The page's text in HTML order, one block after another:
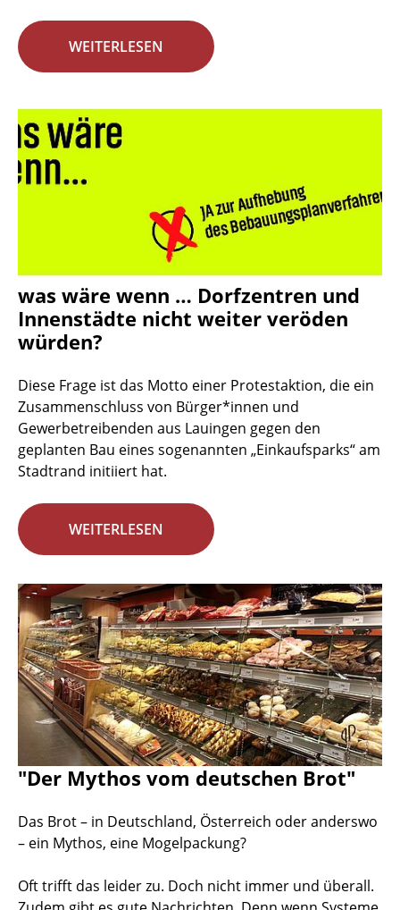
WEITERLESEN
was wäre wenn … Dorfzentren und
Innenstädte nicht weiter veröden
würden?
Diese Frage ist das Motto einer Protestaktion, die ein
Zusammenschluss von Bürger*innen und
Gewerbetreibenden aus Lauingen gegen den
geplanten Bau eines sogenannten „Einkaufsparks“ am
Stadtrand initiiert hat.
WEITERLESEN
"Der Mythos vom deutschen Brot"
Das Brot – in Deutschland, Österreich oder anderswo
– ein Mythos, eine Mogelpackung?
Oft trifft das leider zu. Doch nicht immer und überall.